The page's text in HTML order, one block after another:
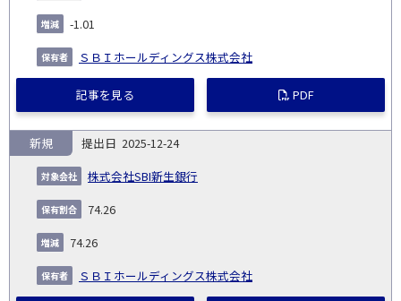
-1.01
ＳＢＩホールディングス株式会社
記事を見る PDF
2025-12-24
株式会社SBI新生銀行
新規
74.26
74.26
ＳＢＩホールディングス株式会社